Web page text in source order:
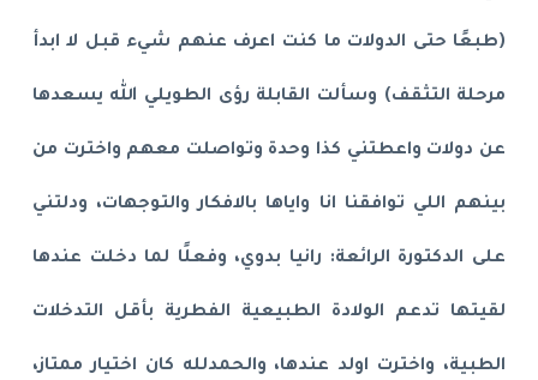
(طبعًا حتى الدولات ما كنت اعرف عنهم شيء قبل لا ابدأ
مرحلة التثقف) وسألت القابلة رؤى الطويلي الله يسعدها
عن دولات واعطتني كذا وحدة وتواصلت معهم واخترت من
بينهم اللي توافقنا انا واياها بالافكار والتوجهات، ودلتني
على الدكتورة الرائعة: رانيا بدوي، وفعلًا لما دخلت عندها
لقيتها تدعم الولادة الطبيعية الفطرية بأقل التدخلات
الطبية، واخترت اولد عندها، والحمدلله كان اختيار ممتاز،